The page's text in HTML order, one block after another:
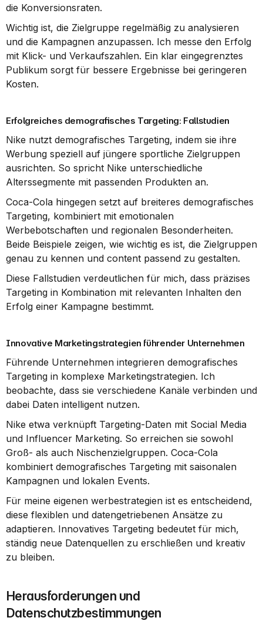
die Konversionsraten.
Wichtig ist, die Zielgruppe regelmäßig zu analysieren
und die Kampagnen anzupassen. Ich messe den Erfolg
mit Klick- und Verkaufszahlen. Ein klar eingegrenztes
Publikum sorgt für bessere Ergebnisse bei geringeren
Kosten.
Erfolgreiches demografisches Targeting: Fallstudien
Nike nutzt demografisches Targeting, indem sie ihre
Werbung speziell auf jüngere sportliche Zielgruppen
ausrichten. So spricht Nike unterschiedliche
Alterssegmente mit passenden Produkten an.
Coca-Cola hingegen setzt auf breiteres demografisches
Targeting, kombiniert mit emotionalen
Werbebotschaften und regionalen Besonderheiten.
Beide Beispiele zeigen, wie wichtig es ist, die Zielgruppen
genau zu kennen und content passend zu gestalten.
Diese Fallstudien verdeutlichen für mich, dass präzises
Targeting in Kombination mit relevanten Inhalten den
Erfolg einer Kampagne bestimmt.
Innovative Marketingstrategien führender Unternehmen
Führende Unternehmen integrieren demografisches
Targeting in komplexe Marketingstrategien. Ich
beobachte, dass sie verschiedene Kanäle verbinden und
dabei Daten intelligent nutzen.
Nike etwa verknüpft Targeting-Daten mit Social Media
und Influencer Marketing. So erreichen sie sowohl
Groß- als auch Nischenzielgruppen. Coca-Cola
kombiniert demografisches Targeting mit saisonalen
Kampagnen und lokalen Events.
Für meine eigenen werbestrategien ist es entscheidend,
diese flexiblen und datengetriebenen Ansätze zu
adaptieren. Innovatives Targeting bedeutet für mich,
ständig neue Datenquellen zu erschließen und kreativ
zu bleiben.
Herausforderungen und
Datenschutzbestimmungen